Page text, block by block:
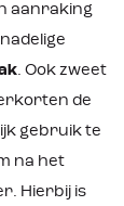
aanraking
. Ook zweet
de
gebruik te
na het
Hierbij is